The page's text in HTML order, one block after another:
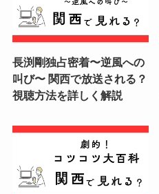
長渕剛独占密着〜逆風への
叫び〜 関西で放送される？
視聴方法を詳しく解説